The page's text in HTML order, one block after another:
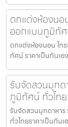
ตกแต่งห้องนอ
ออกแบบภูมิทั
ตกแต่งห้องนอน ไท
ทัศน์ ราคาเป็นกันเ
รับจัดสวนมุก
ภูมิทัศน์ ทั่วไทย
รับจัดสวนมุกดาหา
ทั่วไทยราคาเป็นกัน